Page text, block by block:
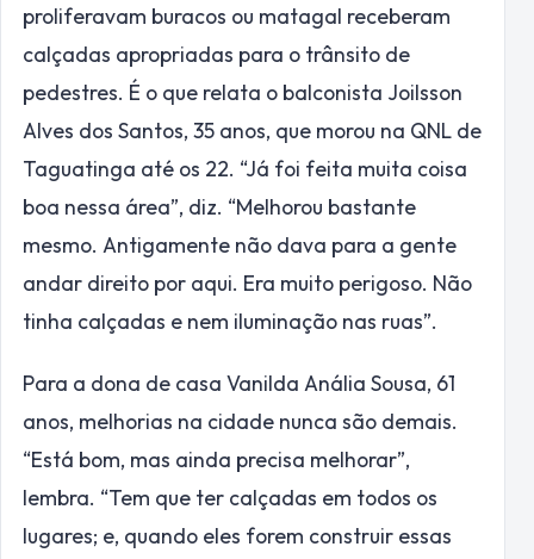
proliferavam buracos ou matagal receberam
calçadas apropriadas para o trânsito de
pedestres. É o que relata o balconista Joilsson
Alves dos Santos, 35 anos, que morou na QNL de
Taguatinga até os 22. “Já foi feita muita coisa
boa nessa área”, diz. “Melhorou bastante
mesmo. Antigamente não dava para a gente
andar direito por aqui. Era muito perigoso. Não
tinha calçadas e nem iluminação nas ruas”.
Para a dona de casa Vanilda Anália Sousa, 61
anos, melhorias na cidade nunca são demais.
“Está bom, mas ainda precisa melhorar”,
lembra. “Tem que ter calçadas em todos os
lugares; e, quando eles forem construir essas